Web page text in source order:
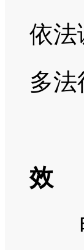
依法
多法
效